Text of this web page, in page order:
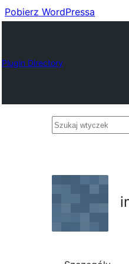
Pobierz WordPressa
Plugin Directory
Szukaj